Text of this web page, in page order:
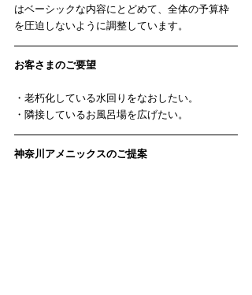
はベーシックな内容にとどめて、全体の予算枠
を圧迫しないように調整しています。
お客さまのご要望
・老朽化している水回りをなおしたい。
・隣接しているお風呂場を広げたい。
神奈川アメニックスのご提案